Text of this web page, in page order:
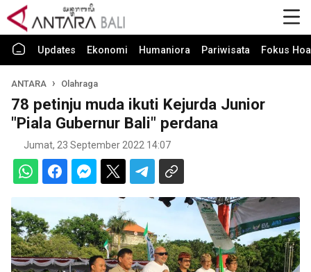
Updates Ekonomi Humaniora Pariwisata Fokus
ANTARA Olahraga
78 petinju muda ikuti Kejurda Junior
"Piala Gubernur Bali" perdana
Jumat, 23 September 2022 14:07